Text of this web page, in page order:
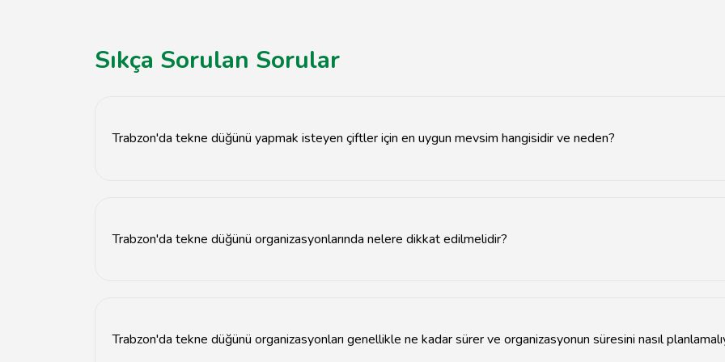
Sıkça Sorulan Sorular
Trabzon'da tekne düğünü yapmak isteyen çiftler için en uygun mevsim hangisidir ve neden?
Trabzon'da tekne düğünü organizasyonlarında nelere dikkat edilmelidir?
Trabzon'da tekne düğünü organizasyonları genellikle ne kadar sürer ve organizasyonun süresini nasıl